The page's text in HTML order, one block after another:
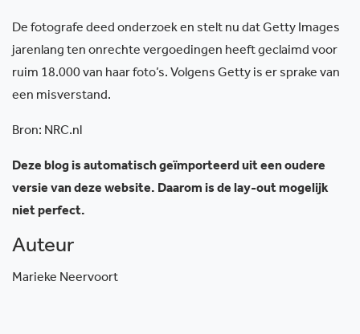
De fotografe deed onderzoek en stelt nu dat Getty Images
jarenlang ten onrechte vergoedingen heeft geclaimd voor
ruim 18.000 van haar foto’s. Volgens Getty is er sprake van
een misverstand.
Bron: NRC.nl
Deze blog is automatisch geïmporteerd uit een oudere
versie van deze website. Daarom is de lay-out mogelijk
niet perfect.
Auteur
Marieke Neervoort